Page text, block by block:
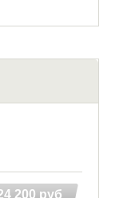
200 руб